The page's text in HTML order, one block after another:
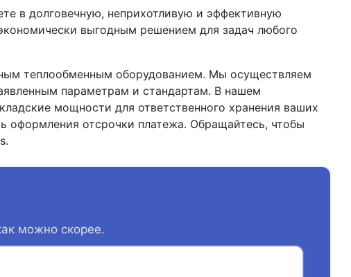
в долговечную, неприхотливую и эффективную
выгодным решением для задач любого
теплообменным оборудованием. Мы осуществляем
параметрам и стандартам. В нашем
мощности для ответственного хранения ваших
оформления отсрочки платежа. Обращайтесь, чтобы
можно скорее.